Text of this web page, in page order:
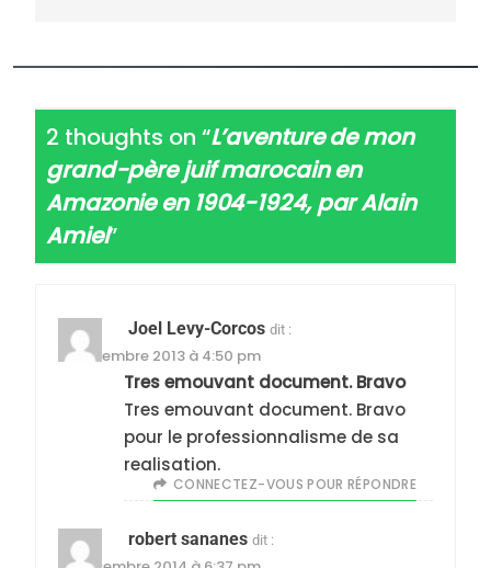
2 thoughts on “L’aventure de mon
grand-père juif marocain en
Amazonie en 1904-1924, par Alain
Amiel”
Joel Levy-Corcos dit :
12 novembre 2013 à 4:50 pm
Tres emouvant document. Bravo
Tres emouvant document. Bravo
pour le professionnalisme de sa
realisation.
CONNECTEZ-VOUS POUR RÉPONDRE
robert sananes dit :